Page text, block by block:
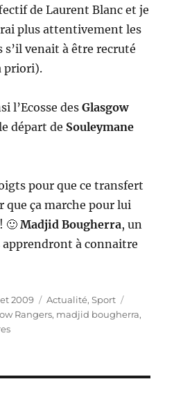
de Laurent Blanc et je
plus attentivement les
s’il venait à être recruté
priori).
l’Ecosse desGlasgow
départ de Souleymane
pour que ce transfert
que ça marche pour lui
🙂Madjid Bougherra, un
apprendront à connaitre
2009 Catégories
Actualité,Sport
Rangers, madjid bougherra,
sur